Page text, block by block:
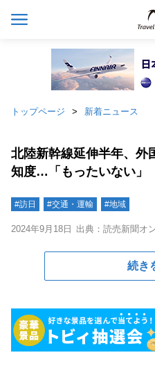
トップページ 新着ニュース
北陸新幹線延伸半年、外
知度…「もったいない」
#訪日 #交通・運輸 #地域
2024年9月18日 出典：読売新聞オ
続き